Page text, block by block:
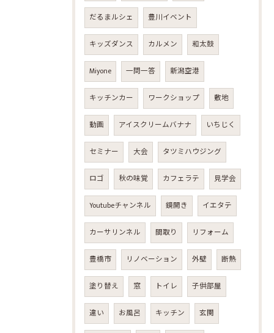
だるまルシェ 豊川イベント
キッズダンス カルメン 和太鼓
Miyone 一問一答 新潟空港
キッチンカー ワークショップ 敷地
動画 アイスクリームバナナ いちじく
セミナー 大会 タツミハウジング
ロゴ 秋の味覚 カフェラテ 見学会
Youtubeチャンネル 鏡開き イエタテ
カーサリンネル 間取り リフォーム
豊橋市 リノベーション 外壁 断熱
塗り替え 窓 トイレ 子供部屋
違い お風呂 キッチン 玄関